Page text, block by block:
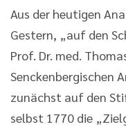
Aus der heutigen
Gestern, „auf den
Prof. Dr. med.
Senckenbergischen
zunächst auf den
selbst 1770 die